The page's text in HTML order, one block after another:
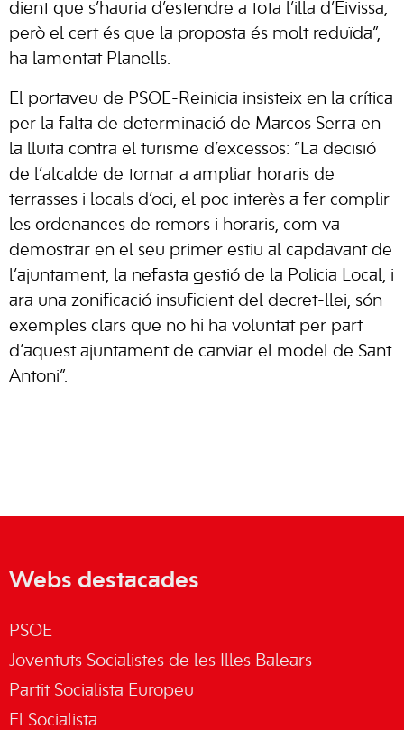
dient que s’hauria d’estendre a tota l’illa d’Eivissa,
però el cert és que la proposta és molt reduïda”,
ha lamentat Planells.
El portaveu de PSOE-Reinicia insisteix en la crítica
per la falta de determinació de Marcos Serra en
la lluita contra el turisme d’excessos: “La decisió
de l’alcalde de tornar a ampliar horaris de
terrasses i locals d’oci, el poc interès a fer complir
les ordenances de remors i horaris, com va
demostrar en el seu primer estiu al capdavant de
l’ajuntament, la nefasta gestió de la Policia Local, i
ara una zonificació insuficient del decret-llei, són
exemples clars que no hi ha voluntat per part
d’aquest ajuntament de canviar el model de Sant
Antoni”.
Webs destacades
PSOE
Joventuts Socialistes de les Illes Balears
Partit Socialista Europeu
El Socialista